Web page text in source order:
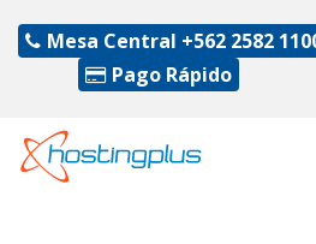
Mesa Central +562 2582
Pago Rápido